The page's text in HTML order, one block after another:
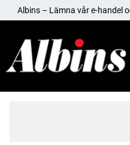
Albins – Lämna vår e-handel